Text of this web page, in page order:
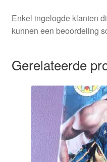
Enkel ingelogde klanten
kunnen een beoordeling
Gerelateerde